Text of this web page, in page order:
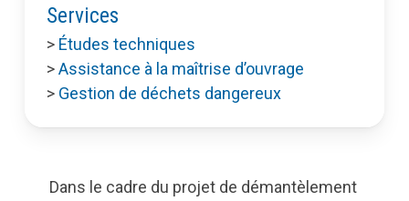
Services
> Études techniques
>Assistance à la maîtrise d’ouvrage
> Gestion de déchets dangereux
Dans le cadre du projet de démantèlement